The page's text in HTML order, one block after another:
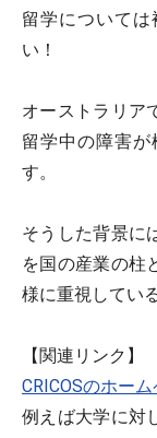
留学について
い！
オーストラリア
留学中の障害
す。
そうした背景に
を国の産業の柱
様に重視してい
【関連リンク】
CRICOSのホー
例えば大学に対